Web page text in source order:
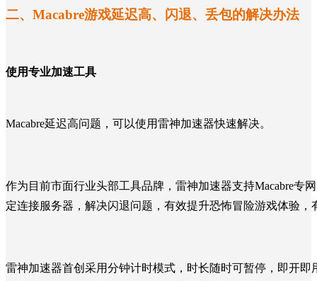
二、 Macabre游戏延迟高、闪退、丢包的解决办法
使用专业加速工具
Macabre延迟高问题，可以使用雷神加速器快速解决。
作为目前市面行业头部工具品牌，雷神加速器支持Macabre专
定连接服务器，解决闪退问题 ，有效提升恐怖冒险游戏体验，
雷神加速器首创采用分钟计时模式，时长随时可暂停，即开